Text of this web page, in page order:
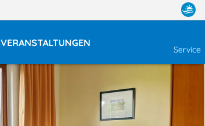
VERANSTALTUNGEN
Service